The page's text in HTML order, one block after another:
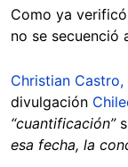
Como ya
no se secuenció
Christian Castro,
divulgación
“cuantificación”
esa fecha, la